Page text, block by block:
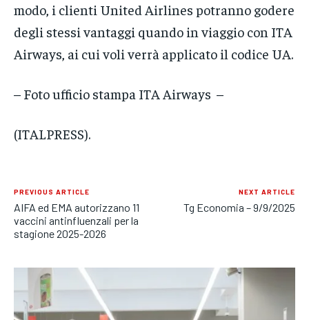
modo, i clienti United Airlines potranno godere
degli stessi vantaggi quando in viaggio con ITA
Airways, ai cui voli verrà applicato il codice UA.
– Foto ufficio stampa ITA Airways –
(ITALPRESS).
PREVIOUS ARTICLE
AIFA ed EMA autorizzano 11
vaccini antinfluenzali per la
stagione 2025-2026
NEXT ARTICLE
Tg Economia – 9/9/2025